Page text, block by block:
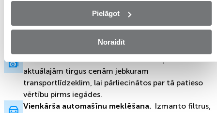
Pielāgot
Noraidīt
Uzzini auto vērtību
Novērtē jebkuru auto bez maksas un saņem
Noskaidro automašīnas vērtību. Piekļūsti
aktuālajām tirgus cenām jebkuram
transportlīdzeklim, lai pārliecinātos par tā patieso
vērtību pirms iegādes.
Vienkārša automašīnu meklēšana. Izmanto filtrus,